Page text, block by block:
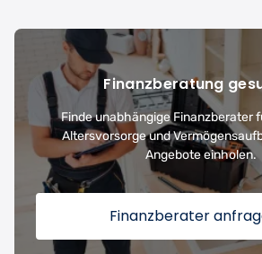
Finanzberatung
Finde unabhängige Finanzberater
Altersvorsorge und
Angebote einholen.
Finanzberater